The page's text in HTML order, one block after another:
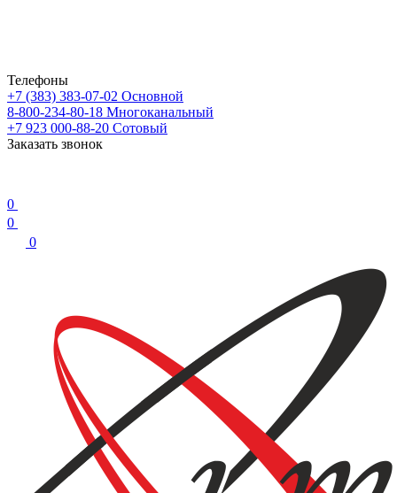
Телефоны
+7 (383) 383-07-02 Основной
8-800-234-80-18 Многоканальный
+7 923 000-88-20 Сотовый
Заказать звонок
0
0
0